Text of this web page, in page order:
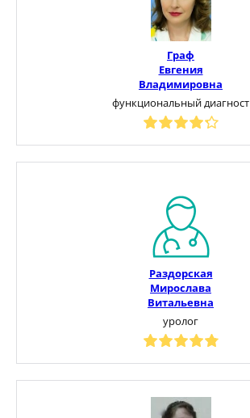
Граф
Евгения
Владимировна
функциональный диагност
Раздорская
Мирослава
Витальевна
уролог